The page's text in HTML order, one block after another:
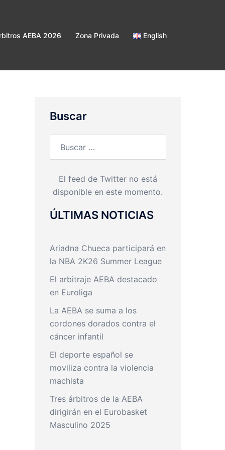
AEBA 2026 Zona Privada English
Buscar
El feed de Twitter no está
disponible en este momento.
ÚLTIMAS NOTICIAS
Ariadna Chueca participará en
la NBA 2K26 Summer League
El arbitraje AEBA destacado
en Euroliga
La AEBA se suma a los
cordones dorados contra el
cáncer infantil
El deporte español se
moviliza contra la violencia
machista
Tres árbitros de la AEBA
dirigirán en el Eurobasket
Masculino 2025